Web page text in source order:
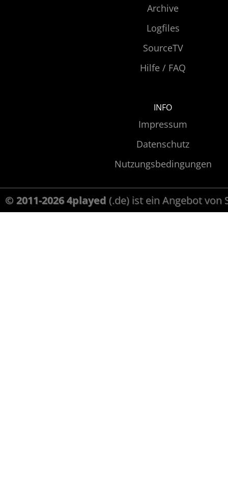
Archive
Logfiles
SourceTV
Hilfe / FAQ
INFO
Impressum
Datenschutz
Nutzungsbedingungen
© 2011-2026 4played (.de) ist ein Angebot von